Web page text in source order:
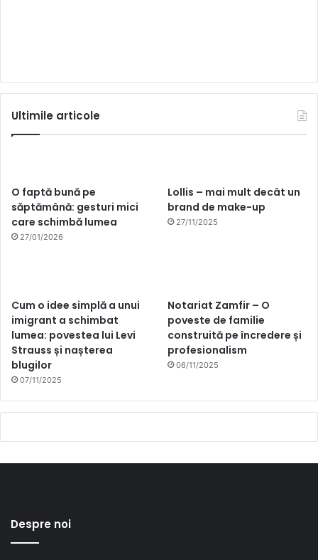
Ultimile articole
O faptă bună pe
săptămână: gesturi mici
care schimbă lumea
27/01/2026
Lollis – mai mult decât un
brand de make-up
27/11/2025
Cum o idee simplă a unui
imigrant a schimbat
lumea: povestea lui Levi
Strauss și nașterea
blugilor
07/11/2025
Notariat Zamfir – O
poveste de familie
construită pe încredere și
profesionalism
06/11/2025
Despre noi